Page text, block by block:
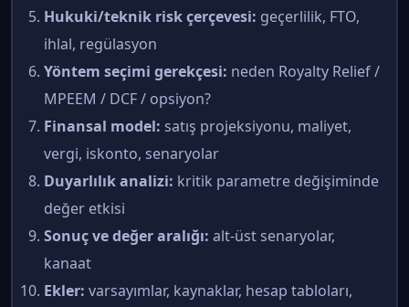
Hukuki/teknik risk çerçevesi: geçerlilik, FTO,
ihlal, regülasyon
Yöntem seçimi gerekçesi: neden Royalty Relief /
MPEEM / DCF / opsiyon?
Finansal model: satış projeksiyonu, maliyet,
vergi, iskonto, senaryolar
Duyarlılık analizi: kritik parametre değişiminde
değer etkisi
Sonuç ve değer aralığı: alt-üst senaryolar,
kanaat
Ekler: varsayımlar, kaynaklar, hesap tabloları,